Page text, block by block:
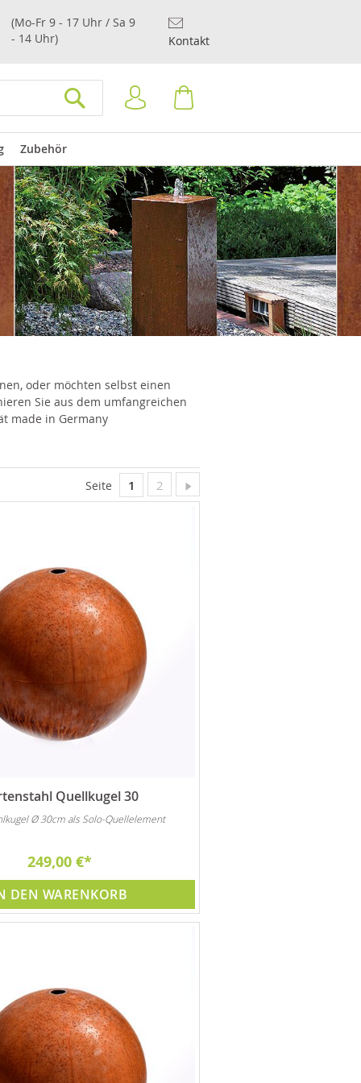
(Mo-Fr 9 - 17 Uhr / Sa 9
- 14 Uhr)
Kontakt
Anmelden
Zubehör
oder möchten selbst einen
Sie aus dem umfangreichen
made in Germany
Seite Sie lesen gerade Seite
1 Seite
2
Quellkugel 30
Ø 30cm als Solo-Quellelement
249,00 €
DEN WARENKORB